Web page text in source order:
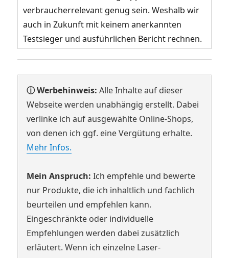
verbraucherrelevant genug sein. Weshalb wir
auch in Zukunft mit keinem anerkannten
Testsieger und ausführlichen Bericht rechnen.
ⓘ Werbehinweis: Alle Inhalte auf dieser
Webseite werden unabhängig erstellt. Dabei
verlinke ich auf ausgewählte Online-Shops,
von denen ich ggf. eine Vergütung erhalte.
Mehr Infos.
Mein Anspruch: Ich empfehle und bewerte
nur Produkte, die ich inhaltlich und fachlich
beurteilen und empfehlen kann.
Eingeschränkte oder individuelle
Empfehlungen werden dabei zusätzlich
erläutert. Wenn ich einzelne Laser-